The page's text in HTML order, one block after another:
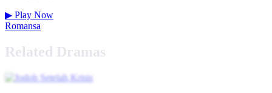
▶ Play Now
Romansa
Related Dramas